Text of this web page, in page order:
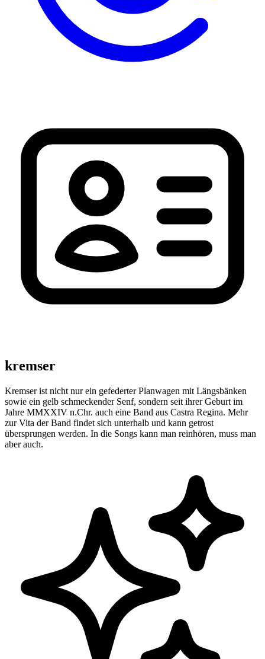
kremser
Kremser ist nicht nur ein gefederter Planwagen mit Längsbänken
sowie ein gelb schmeckender Senf, sondern seit ihrer Geburt im
Jahre MMXXIV n.Chr. auch eine Band aus Castra Regina. Mehr
zur Vita der Band findet sich unterhalb und kann getrost
übersprungen werden. In die Songs kann man reinhören, muss man
aber auch.